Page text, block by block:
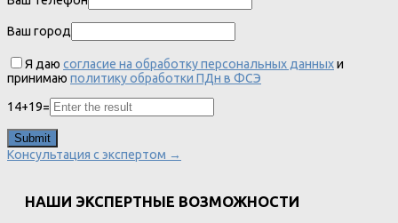
Ваш город
Я даю согласие на обработку персональных данныхи
принимаю политику обработки ПДн в ФСЭ
14+19=
Консультация с экспертом →
НАШИ ЭКСПЕРТНЫЕ ВОЗМОЖНОСТИ